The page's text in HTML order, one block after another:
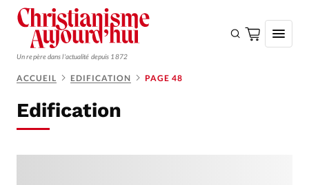
Un repère dans l'actualité depuis 1872
Monde
ACCUEIL EDIFICATION PAGE 48
Edification